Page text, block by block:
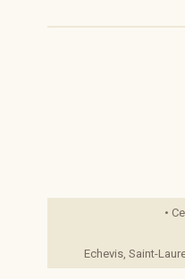
•
Echevis, Saint-